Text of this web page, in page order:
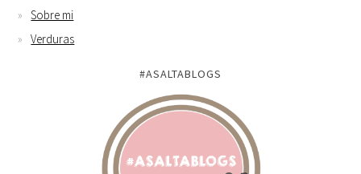
Sobre mi
Verduras
#ASALTABLOGS